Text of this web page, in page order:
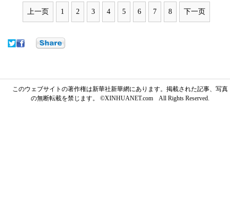
上一页 1 2 3 4 5 6 7 8 下一页
このウェブサイトの著作権は新華社新華網にあります。掲載された記事、写真
の無断転載を禁じます。 ©XINHUANET.com All Rights Reserved.